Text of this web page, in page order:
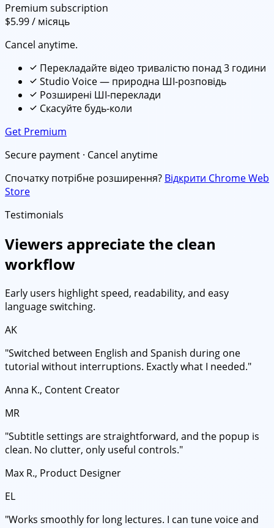
Premium subscription
$5.99/ місяць
Cancel anytime.
Перекладайте відео тривалістю понад 3 години
Studio Voice — природна ШІ-розповідь
Розширені ШІ-переклади
Скасуйте будь-коли
Get Premium
Secure payment · Cancel anytime
Спочатку потрібне розширення? Відкрити Chrome Web
Store
Testimonials
Viewers appreciate the clean
workflow
Early users highlight speed, readability, and easy
language switching.
AK
"Switched between English and Spanish during one
tutorial without interruptions. Exactly what I needed."
Anna K., Content Creator
MR
"Subtitle settings are straightforward, and the popup is
clean. No clutter, only useful controls."
Max R., Product Designer
EL
"Works smoothly for long lectures. I can tune voice and